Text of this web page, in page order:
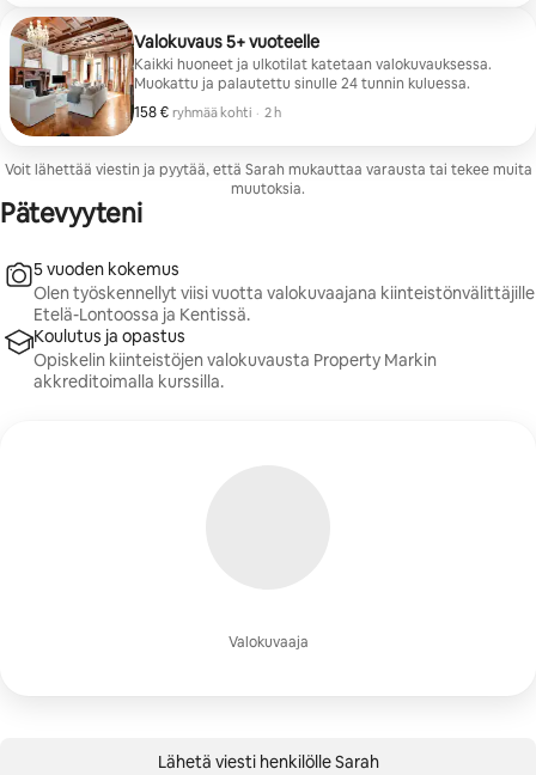
Valokuvaus 5+ vuoteelle
Kaikki huoneet ja ulkotilat katetaan valokuvauksessa.
Muokattu ja palautettu sinulle 24 tunnin kuluessa.
158 € ryhmää kohti
158 € ryhmää kohti
, · 2 h
Voit lähettää viestin ja pyytää, että Sarah mukauttaa varausta tai tekee muita
muutoksia.
Pätevyyteni
Valokuvaaja
5 vuoden kokemus
Olen työskennellyt viisi vuotta valokuvaajana kiinteistönvälittäjille
Etelä-Lontoossa ja Kentissä.
Koulutus ja opastus
Opiskelin kiinteistöjen valokuvausta Property Markin
akkreditoimalla kurssilla.
Lähetä viesti henkilölle Sarah